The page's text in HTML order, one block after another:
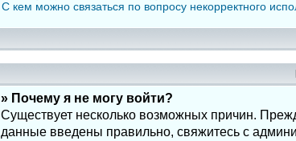
С кем можно связаться по вопросу некорректного
» Почему я не могу войти?
Существует несколько возможных причин.
данные введены правильно, свяжитесь с